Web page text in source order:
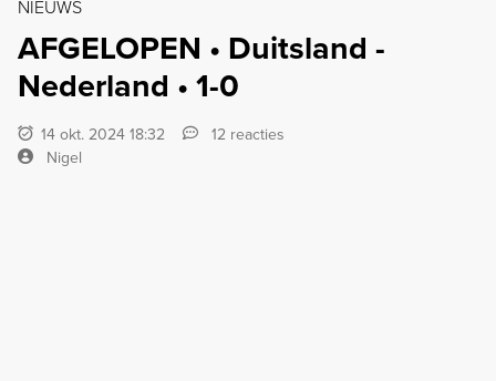
NIEUWS
AFGELOPEN • Duitsland -
Nederland • 1-0
14 okt. 2024 18:32
12 reacties
Nigel